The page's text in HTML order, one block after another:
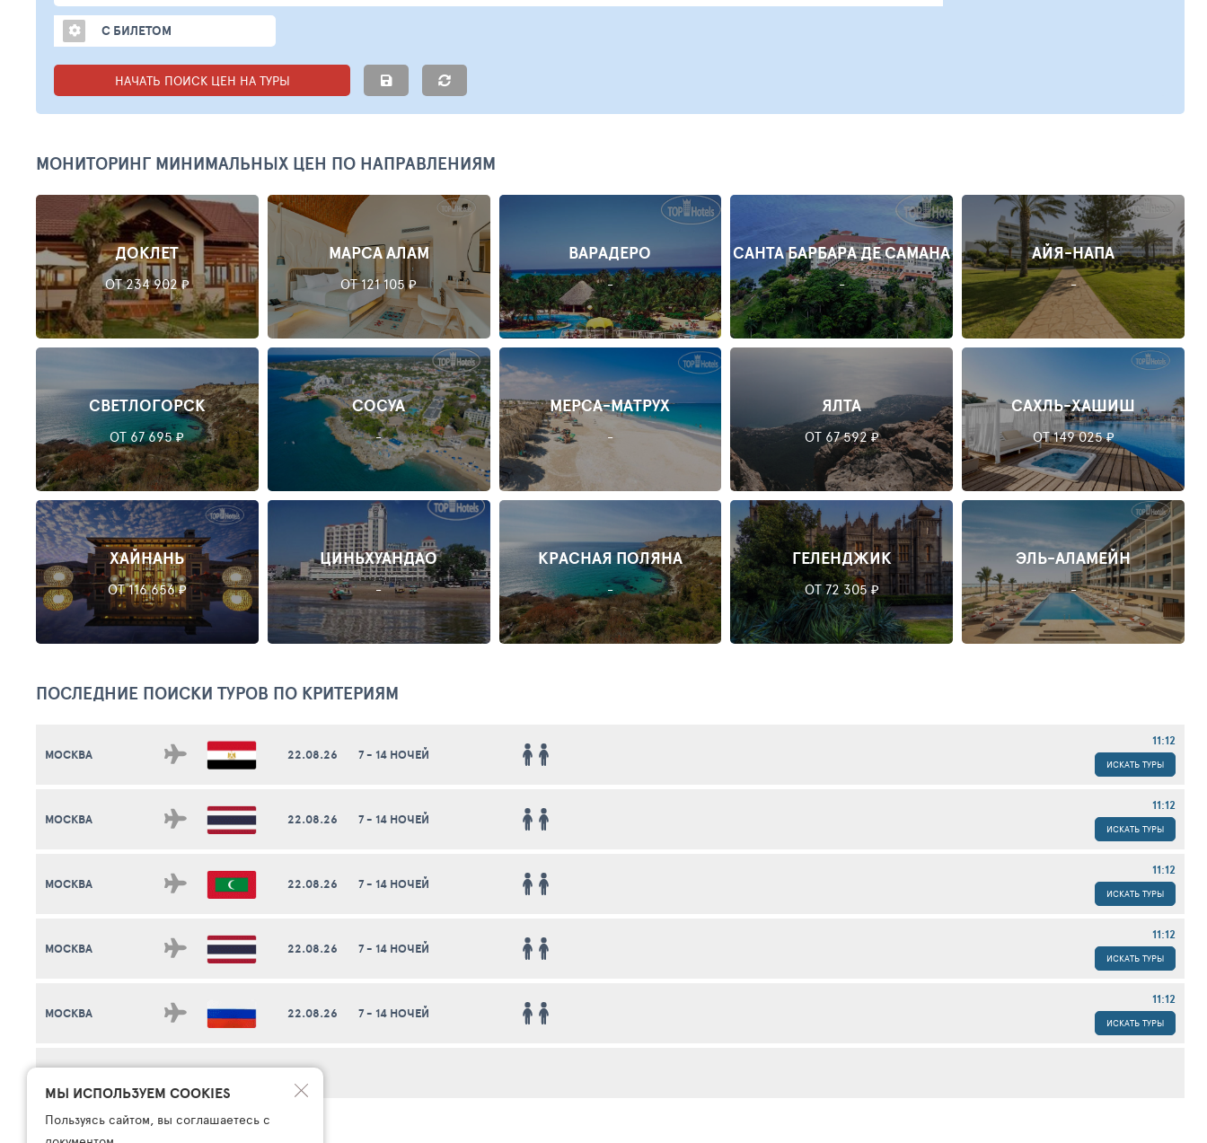
С БИЛЕТОМ
НАЧАТЬ ПОИСК ЦЕН НА ТУРЫ
МОНИТОРИНГ МИНИМАЛЬНЫХ ЦЕН ПО НАПРАВЛЕНИЯМ
ДОКЛЕТ
ОТ 234 902 ₽
МАРСА АЛАМ
ОТ 121 105 ₽
ВАРАДЕРО
-
САНТА БАРБАРА ДЕ САМАНА
-
АЙЯ-НАПА
-
СВЕТЛОГОРСК
ОТ 67 695 ₽
СОСУА
-
МЕРСА-МАТРУХ
-
ЯЛТА
ОТ 67 592 ₽
САХЛЬ-ХАШИШ
ОТ 149 025 ₽
ХАЙНАНЬ
ОТ 116 656 ₽
ЦИНЬХУАНДАО
-
КРАСНАЯ ПОЛЯНА
-
ГЕЛЕНДЖИК
ОТ 72 305 ₽
ЭЛЬ-АЛАМЕЙН
-
ПОСЛЕДНИЕ ПОИСКИ ТУРОВ ПО КРИТЕРИЯМ
МОСКВА 22.08.26 7 - 14 НОЧЕЙ
11:12
ИСКАТЬ ТУРЫ
МОСКВА 22.08.26 7 - 14 НОЧЕЙ
11:12
ИСКАТЬ ТУРЫ
МОСКВА 22.08.26 7 - 14 НОЧЕЙ
11:12
ИСКАТЬ ТУРЫ
МОСКВА 22.08.26 7 - 14 НОЧЕЙ
11:12
ИСКАТЬ ТУРЫ
МОСКВА 22.08.26 7 - 14 НОЧЕЙ
11:12
ИСКАТЬ ТУРЫ
СМОТРЕТЬ ВСЕ ПОИСКИ ТУРОВ ...
МЫ ИСПОЛЬЗУЕМ COOKIES
Пользуясь сайтом, вы соглашаетесь с